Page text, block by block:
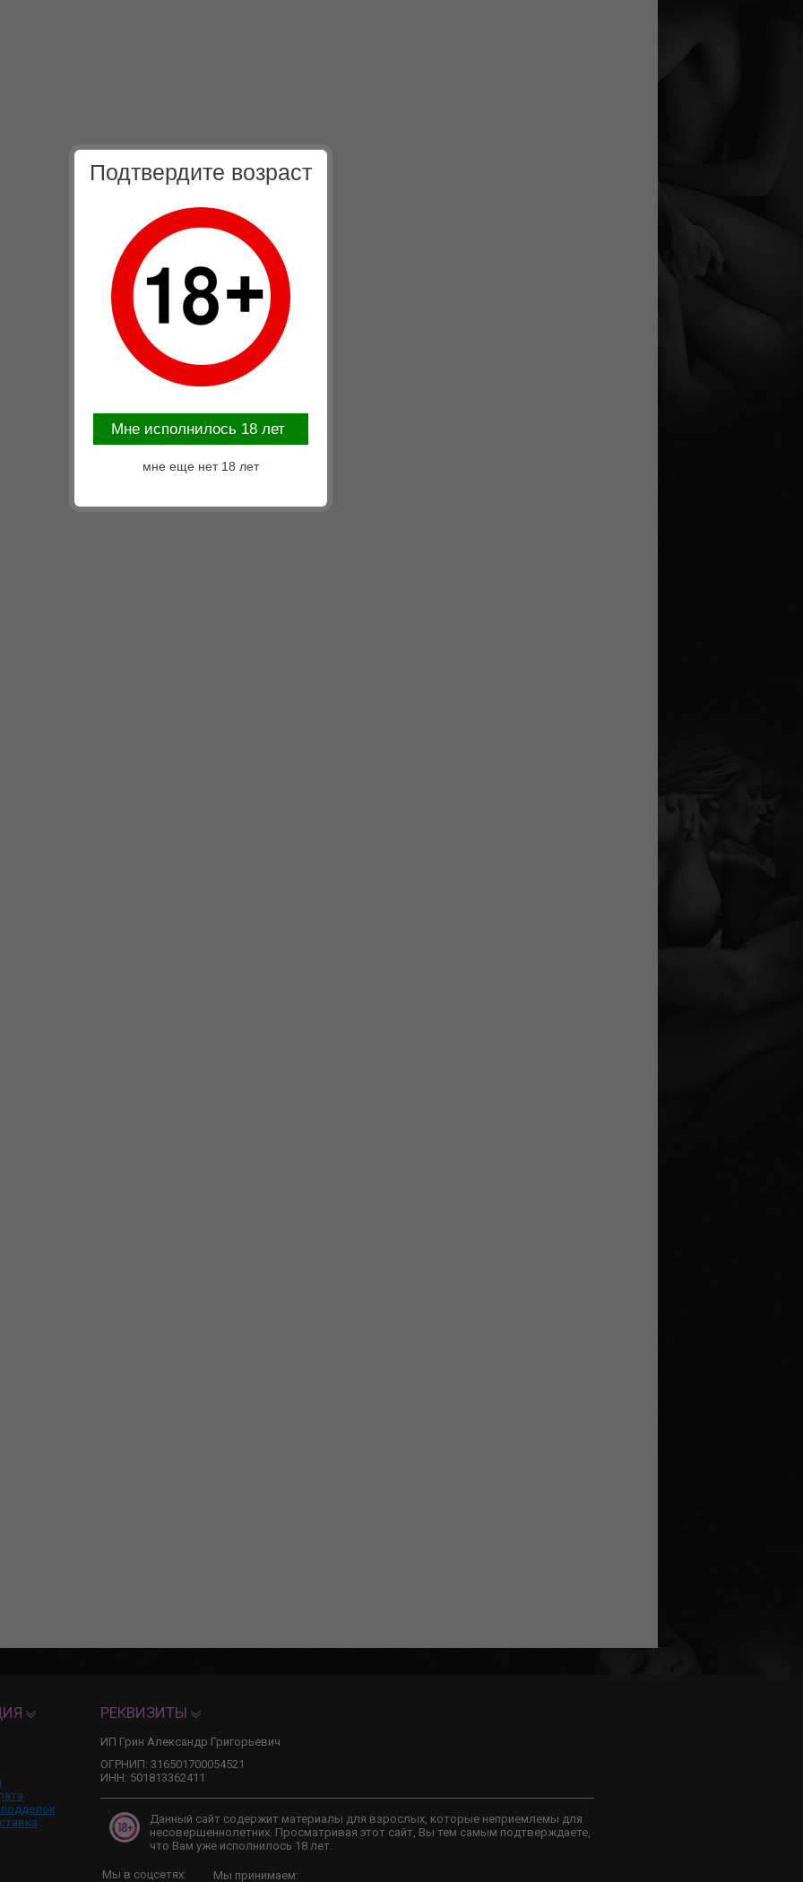
подделок
РЕКВИЗИТЫ
ИП Грин Александр Григорьевич
ОГРНИП: 316501700054521
ИНН: 501813362411
Данный сайт содержит материалы для взрослых, которые неприемлемы для
несовершеннолетних. Просматривая этот сайт, Вы тем самым подтверждаете,
что Вам уже исполнилось 18 лет.
Мы в соцсетях: Мы принимаем:
Подтвердите возраст
Mне исполнилось 18 лет
мне еще нет 18 лет